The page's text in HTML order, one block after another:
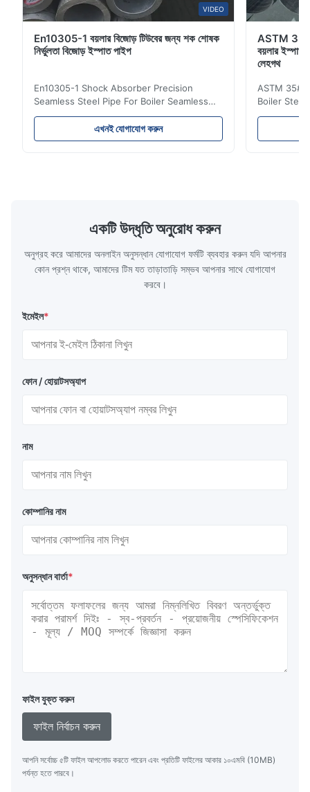
VIDEO
En10305-1 বয়লার বিজোড় টিউবের জন্য শক শোষক
নির্ভুলতা বিজোড় ইস্পাত পাইপ
En10305-1 Shock Absorber Precision
Seamless Steel Pipe For Boiler Seamless
Tube Seamless Precision steel tubes To be
used in hydraulic system, automobile and
precision machinery parts for cars and
14m,5.8m,6m,10m-12m,12m or as
customer's actual requirys Standard JIS
এখনই যোগাযোগ করুন
ASTM 35#
বয়লার ইস্পাত
লেহগথ
ASTM 35#
Boiler Steel
Lehgth Its
Q235,
একটি উদ্ধৃতি অনুরোধ করুন
অনুগ্রহ করে আমাদের অনলাইন অনুসন্ধান যোগাযোগ ফর্মটি ব্যবহার করুন যদি আপনার
কোন প্রশ্ন থাকে, আমাদের টিম যত তাড়াতাড়ি সম্ভব আপনার সাথে যোগাযোগ
করবে।
ইমেইল*
ফোন / হোয়াটসঅ্যাপ
নাম
কোম্পানির নাম
অনুসন্ধান বার্তা*
ফাইল যুক্ত করুন
ফাইল নির্বাচন করুন
আপনি সর্বোচ্চ ৫টি ফাইল আপলোড করতে পারেন এবং প্রতিটি ফাইলের আকার ১০এমবি (10MB)
পর্যন্ত হতে পারবে।